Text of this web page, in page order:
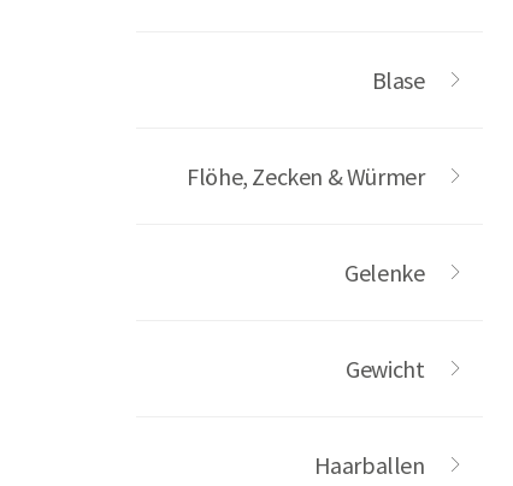
Blase
Flöhe, Zecken & Würmer
Gelenke
Gewicht
Haarballen